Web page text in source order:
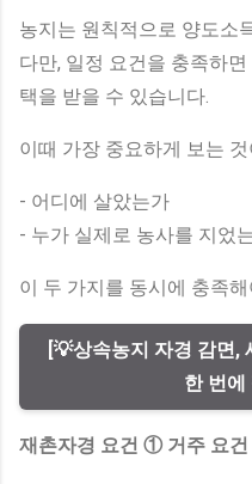
농지는 원칙적으로 양도소
다만, 일정 요건을 충족하면
택을 받을 수 있습니다.
이때 가장 중요하게 보는
- 어디에 살았는가
- 누가 실제로 농사를 지었
이 두 가지를 동시에 충족
[💡상속농지 자경 감면,
한 번에
재촌자경 요건 ① 거주 요건